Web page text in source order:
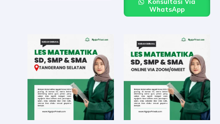
Konsultasi Via
WhatsApp
Rp220.000
through
Rp16.800.000
This
has
multiple
variants.
The
options
may
This
has
The
may